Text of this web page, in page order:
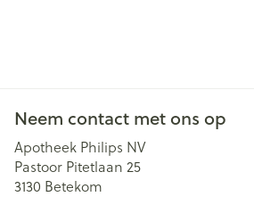
Neem contact met ons op
Apotheek Philips NV
Pastoor Pitetlaan 25
3130 Betekom